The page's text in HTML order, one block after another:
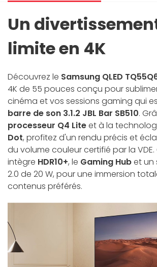
Un
limite en 4K
Découvrez le Samsung QLED
4K de 55 pouces conçu pour
cinéma et vos sessions gaming qui
barre de son 3.1.2 JBL Bar SB510.
processeur Q4 Liteet à la
Dot, profitez d'un rendu précis et
du volume couleur certifié par la
intègre HDR10+, le Gaming Hubet un
2.0 de 20 W, pour une immersion
contenus préférés.